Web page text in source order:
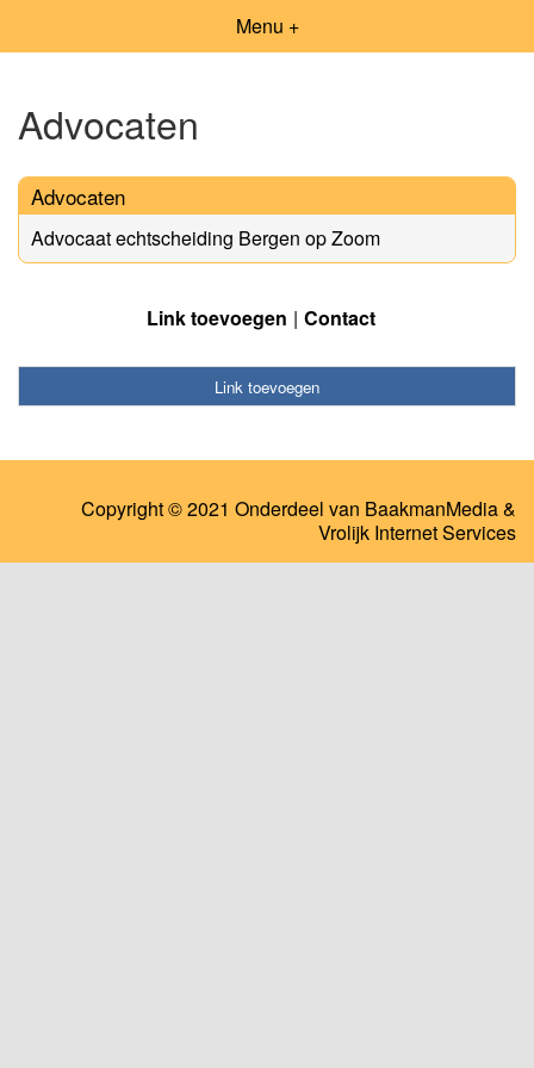
Menu +
Advocaten
Advocaten
Advocaat echtscheiding Bergen op Zoom
Link toevoegen Contact
Link toevoegen
Copyright © 2021 Onderdeel van BaakmanMedia&
Vrolijk Internet Services